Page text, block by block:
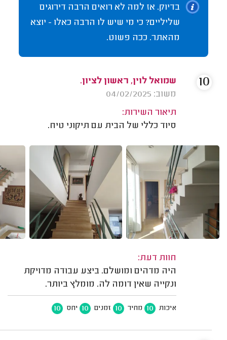
בדיוק. אז למה לא רואים הרבה דירוגים
שליליים? כי מי שיש לו הרבה כאלו - יוצא
מהאתר. ככה פשוט.
שמואל לוין, ראשון לציון.
משוב: 04/02/2025
תיאור השירות:
סיוד כללי של הבית עם תיקוני טיח.
חוות דעת:
היה מדהים ומושלם. ביצע עבודה מדויקת
ונקייה שאין דומה לה. מומלץ ביותר.
איכות 10 מחיר 10 זמנים 10 יחס 10
10